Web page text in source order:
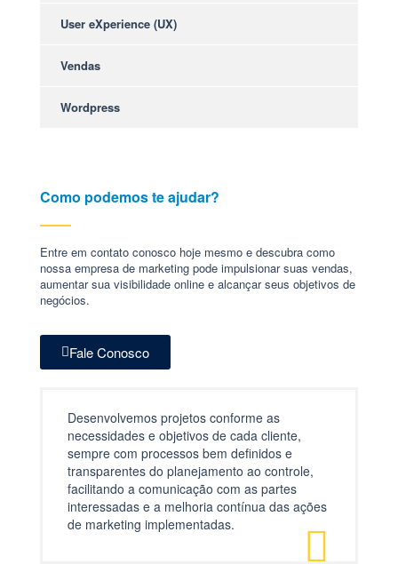
User eXperience (UX)
Vendas
Wordpress
Como podemos te ajudar?
Entre em contato conosco hoje mesmo e descubra como
nossa empresa de marketing pode impulsionar suas vendas,
aumentar sua visibilidade online e alcançar seus objetivos de
negócios.
Fale Conosco
Desenvolvemos projetos conforme as
necessidades e objetivos de cada cliente,
sempre com processos bem definidos e
transparentes do planejamento ao controle,
facilitando a comunicação com as partes
interessadas e a melhoria contínua das ações
de marketing implementadas.